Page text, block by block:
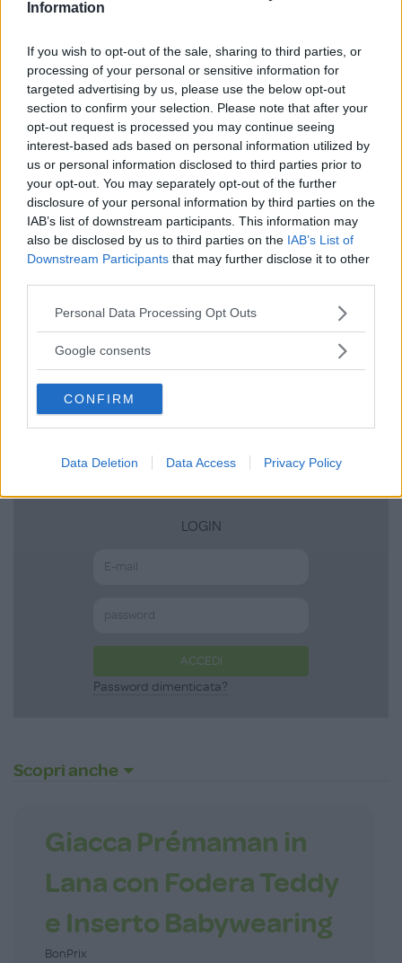
Information
If you wish to opt-out of the sale, sharing to third parties, or
processing of your personal or sensitive information for
targeted advertising by us, please use the below opt-out
section to confirm your selection. Please note that after your
opt-out request is processed you may continue seeing
interest-based ads based on personal information utilized by
us or personal information disclosed to third parties prior to
your opt-out. You may separately opt-out of the further
disclosure of your personal information by third parties on the
IAB’s list of downstream participants. This information may
also be disclosed by us to third parties on the IAB’s List of
Downstream Participants that may further disclose it to other
Please note that this website/app uses one or more Google
not limited to your visit or usage behaviour. You may click to
use your data for below specified purposes in below Google
consent section.
Personal Data Processing Opt Outs
Google consents
CONFIRM
Data Deletion Data Access Privacy Policy
Utile
0)
Guarda tutte le opinioni degli utenti
Scrivi una recensione
Effettua l'accesso per scrivere una recensione
Non sei ancora iscritta a
MammacheTest?
LOGIN
ACCEDI
Password dimenticata?
Scopri anche
Giacca Prémaman in
Lana con Fodera Teddy
e Inserto Babywearing
BonPrix